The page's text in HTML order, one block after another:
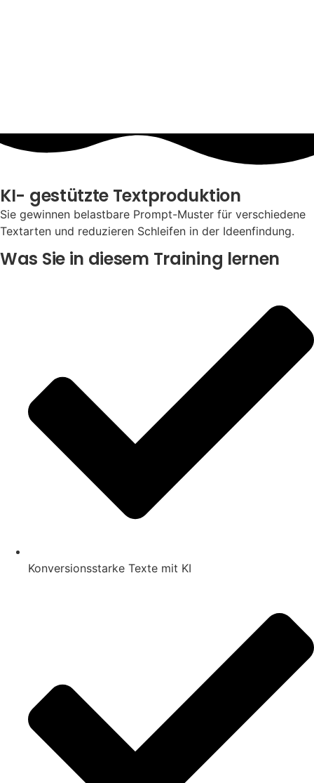
KI- gestützte Textproduktion
Sie gewinnen belastbare Prompt-Muster für verschiedene
Textarten und reduzieren Schleifen in der Ideenfindung.
Was Sie in diesem Training lernen
Konversionsstarke Texte mit KI